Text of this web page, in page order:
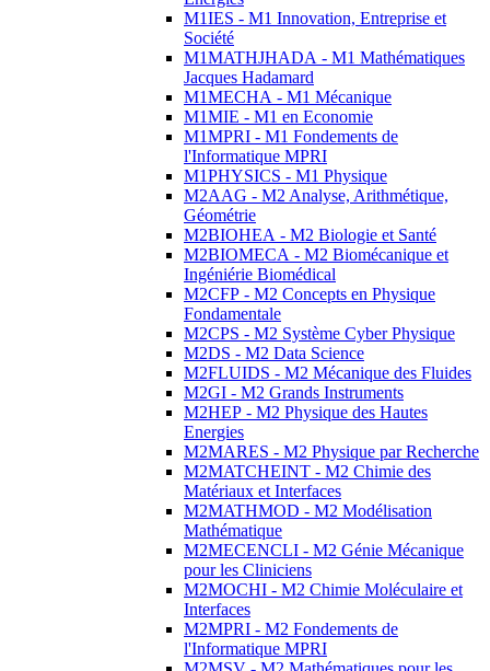
M1IES - M1 Innovation, Entreprise et
Société
M1MATHJHADA - M1 Mathématiques
Jacques Hadamard
M1MECHA - M1 Mécanique
M1MIE - M1 en Economie
M1MPRI - M1 Fondements de
l'Informatique MPRI
M1PHYSICS - M1 Physique
M2AAG - M2 Analyse, Arithmétique,
Géométrie
M2BIOHEA - M2 Biologie et Santé
M2BIOMECA - M2 Biomécanique et
Ingéniérie Biomédical
M2CFP - M2 Concepts en Physique
Fondamentale
M2CPS - M2 Système Cyber Physique
M2DS - M2 Data Science
M2FLUIDS - M2 Mécanique des Fluides
M2GI - M2 Grands Instruments
M2HEP - M2 Physique des Hautes
Energies
M2MARES - M2 Physique par Recherche
M2MATCHEINT - M2 Chimie des
Matériaux et Interfaces
M2MATHMOD - M2 Modélisation
Mathématique
M2MECENCLI - M2 Génie Mécanique
pour les Cliniciens
M2MOCHI - M2 Chimie Moléculaire et
Interfaces
M2MPRI - M2 Fondements de
l'Informatique MPRI